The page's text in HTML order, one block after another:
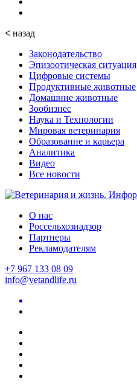
< назад
Законодательство
Эпизоотическая ситуация
Цифровые системы
Продуктивные животные
Домашние животные
Зообизнес
Наука и Технологии
Мировая ветеринария
Образование и карьера
Аналитика
Видео
Все новости
О нас
Россельхознадзор
Партнеры
Рекламодателям
+7 967 133 08 09
info@vetandlife.ru